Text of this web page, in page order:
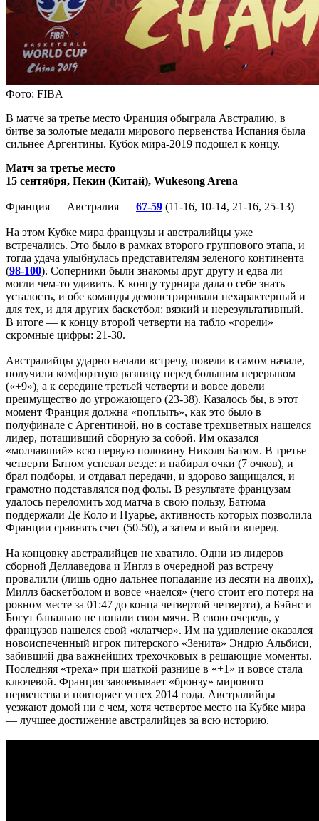
Фото: FIBA
В матче за третье место Франция обыграла Австралию, в
битве за золотые медали мирового первенства Испания была
сильнее Аргентины. Кубок мира-2019 подошел к концу.
Матч за третье место
15 сентября, Пекин (Китай), Wukesong Arena
Франция — Австралия — 67-59 (11-16, 10-14, 21-16, 25-13)
На этом Кубке мира французы и австралийцы уже
встречались. Это было в рамках второго группового этапа, и
тогда удача улыбнулась представителям зеленого континента
(98-100). Соперники были знакомы друг другу и едва ли
могли чем-то удивить. К концу турнира дала о себе знать
усталость, и обе команды демонстрировали нехарактерный и
для тех, и для других баскетбол: вязкий и нерезультативный.
В итоге — к концу второй четверти на табло «горели»
скромные цифры: 21-30.
Австралийцы ударно начали встречу, повели в самом начале,
получили комфортную разницу перед большим перерывом
(«+9»), а к середине третьей четверти и вовсе довели
преимущество до угрожающего (23-38). Казалось бы, в этот
момент Франция должна «поплыть», как это было в
полуфинале с Аргентиной, но в составе трехцветных нашелся
лидер, потащивший сборную за собой. Им оказался
«молчавший» всю первую половину Николя Батюм. В третье
четверти Батюм успевал везде: и набирал очки (7 очков), и
брал подборы, и отдавал передачи, и здорово защищался, и
грамотно подставлялся под фолы. В результате французам
удалось переломить ход матча в свою пользу, Батюма
поддержали Де Коло и Пуарье, активность которых позволила
Франции сравнять счет (50-50), а затем и выйти вперед.
На концовку австралийцев не хватило. Одни из лидеров
сборной Деллаведова и Инглз в очередной раз встречу
провалили (лишь одно дальнее попадание из десяти на двоих),
Миллз баскетболом и вовсе «наелся» (чего стоит его потеря на
ровном месте за 01:47 до конца четвертой четверти), а Бэйнс и
Богут банально не попали свои мячи. В свою очередь, у
французов нашелся свой «клатчер». Им на удивление оказался
новоиспеченный игрок питерского «Зенита» Эндрю Альбиси,
забивший два важнейших трехочковых в решающие моменты.
Последняя «треха» при шаткой разнице в «+1» и вовсе стала
ключевой. Франция завоевывает «бронзу» мирового
первенства и повторяет успех 2014 года. Австралийцы
уезжают домой ни с чем, хотя четвертое место на Кубке мира
— лучшее достижение австралийцев за всю историю.